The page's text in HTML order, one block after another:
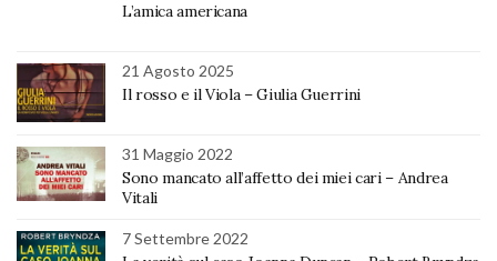
L’amica americana
21 Agosto 2025
Il rosso e il Viola – Giulia Guerrini
31 Maggio 2022
Sono mancato all’affetto dei miei cari – Andrea
Vitali
7 Settembre 2022